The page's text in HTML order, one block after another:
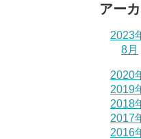
アー
2023
8月
2020
2019
2018
2017
2016